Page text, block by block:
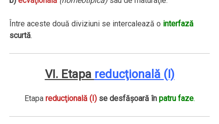
Între aceste două diviziuni se intercalează o interfază
scurtă.
VI. Etapa reducţională (I)
Etapa reducţională (I) se desfăşoară în patru faze.